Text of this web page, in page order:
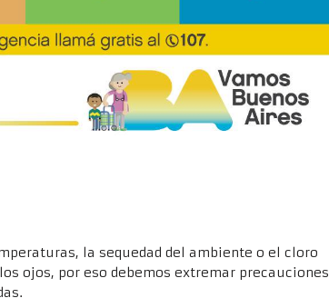
la sequedad del ambiente o el cloro
ojos, por eso debemos extremar precauciones